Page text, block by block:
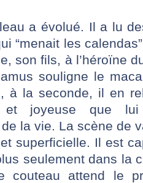
a évolué. Il a lu
“menait les
son fils, à l’héroïne
souligne le
à la seconde, il en
et joyeuse que
la vie. La scène de
superficielle. Il est
seulement dans la
attend le